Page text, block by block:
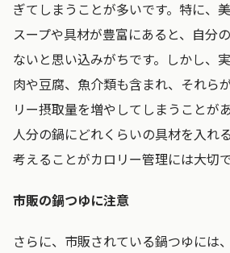
ぎてしまうことが多いです。特に、
スープや具材が豊富にあると、自分
ないと思い込みがちです。しかし、
肉や豆腐、魚介類も含まれ、それら
リー摂取量を増やしてしまうことが
人分の鍋にどれくらいの具材を入れ
考えることがカロリー管理には大切で
市販の鍋つゆに注意
さらに、市販されている鍋つゆには